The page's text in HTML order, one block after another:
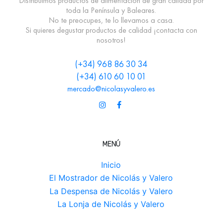
toda la Península y Baleares.
No te preocupes, te lo llevamos a casa.
Si quieres degustar productos de calidad ¡contacta con
nosotros!
(+34) 968 86 30 34
(+34) 610 60 10 01
mercado@nicolasyvalero.es
MENÚ
Inicio
El Mostrador de Nicolás y Valero
La Despensa de Nicolás y Valero
La Lonja de Nicolás y Valero